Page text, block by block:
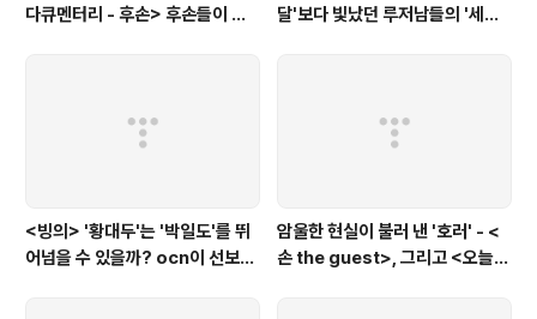
다큐멘터리 - 후손> 후손들이 말
달'보다 빛났던 루저남들의 '세라
<빙의> '황대두'는 '박일도'를 뛰
어넘을 수 있을까? ocn이 선보인
암울한 현실이 불러 낸 '호러' - <
손 the guest>, 그리고 <오늘의